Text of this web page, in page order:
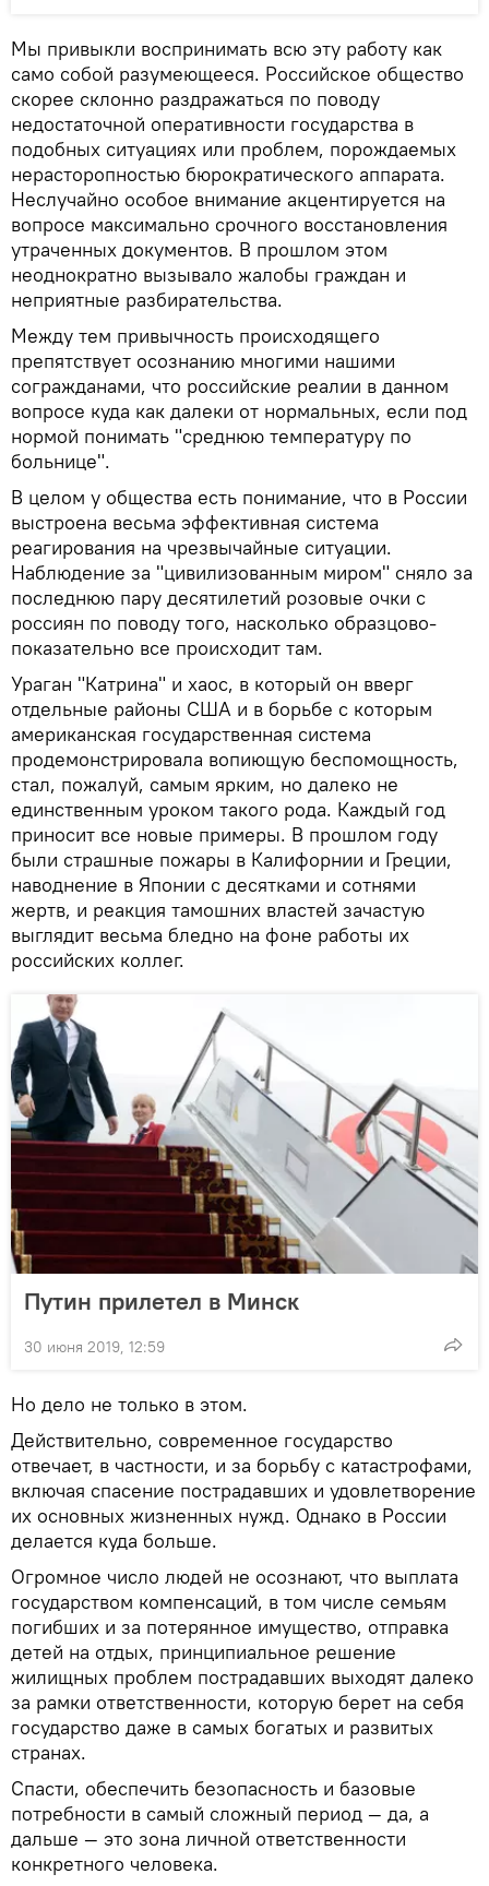
Мы привыкли воспринимать всю эту работу как
само собой разумеющееся. Российское общество
скорее склонно раздражаться по поводу
недостаточной оперативности государства в
подобных ситуациях или проблем, порождаемых
нерасторопностью бюрократического аппарата.
Неслучайно особое внимание акцентируется на
вопросе максимально срочного восстановления
утраченных документов. В прошлом этом
неоднократно вызывало жалобы граждан и
неприятные разбирательства.
Между тем привычность происходящего
препятствует осознанию многими нашими
согражданами, что российские реалии в данном
вопросе куда как далеки от нормальных, если под
нормой понимать "среднюю температуру по
больнице".
В целом у общества есть понимание, что в России
выстроена весьма эффективная система
реагирования на чрезвычайные ситуации.
Наблюдение за "цивилизованным миром" сняло за
последнюю пару десятилетий розовые очки с
россиян по поводу того, насколько образцово-
показательно все происходит там.
Ураган "Катрина" и хаос, в который он вверг
отдельные районы США и в борьбе с которым
американская государственная система
продемонстрировала вопиющую беспомощность,
стал, пожалуй, самым ярким, но далеко не
единственным уроком такого рода. Каждый год
приносит все новые примеры. В прошлом году
были страшные пожары в Калифорнии и Греции,
наводнение в Японии с десятками и сотнями
жертв, и реакция тамошних властей зачастую
выглядит весьма бледно на фоне работы их
российских коллег.
Путин прилетел в Минск
30 июня 2019, 12:59
Но дело не только в этом.
Действительно, современное государство
отвечает, в частности, и за борьбу с катастрофами,
включая спасение пострадавших и удовлетворение
их основных жизненных нужд. Однако в России
делается куда больше.
Огромное число людей не осознают, что выплата
государством компенсаций, в том числе семьям
погибших и за потерянное имущество, отправка
детей на отдых, принципиальное решение
жилищных проблем пострадавших выходят далеко
за рамки ответственности, которую берет на себя
государство даже в самых богатых и развитых
странах.
Спасти, обеспечить безопасность и базовые
потребности в самый сложный период — да, а
дальше — это зона личной ответственности
конкретного человека.